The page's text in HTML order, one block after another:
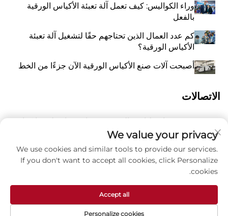
وراء الكواليس: كيف تعمل آلة تعبئة الأكياس الورقية
بالفعل
كم عدد العمال الذين تحتاجهم حقًا لتشغيل آلة تعبئة
الأكياس الورقية؟
أصبحت آلات صنع الأكياس الورقية الآن جزءًا من الخط
الاتصالات
رقم 118 شارع ليانغيو الشرقية، تشانغتشياو، بلدة وانكوان،
بينغيانغ، مدينة ونتشو، مقاطعة تشيجيانغ، الصين 325409
P
8615988795434
We value your privacy
We use cookies and similar tools to provide our services.
If you don't want to accept all cookies, click Personalize
cookies.
Personalize cookies
Accept all